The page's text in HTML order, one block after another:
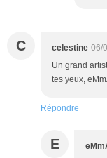
C celestine 06/
Un grand
tes yeux,
Répondre
E